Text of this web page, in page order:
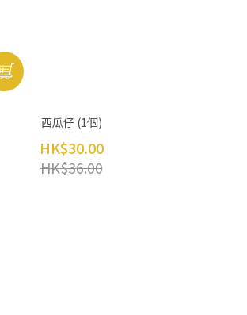
西瓜仔 (1個)
HK$30.00
HK$36.00